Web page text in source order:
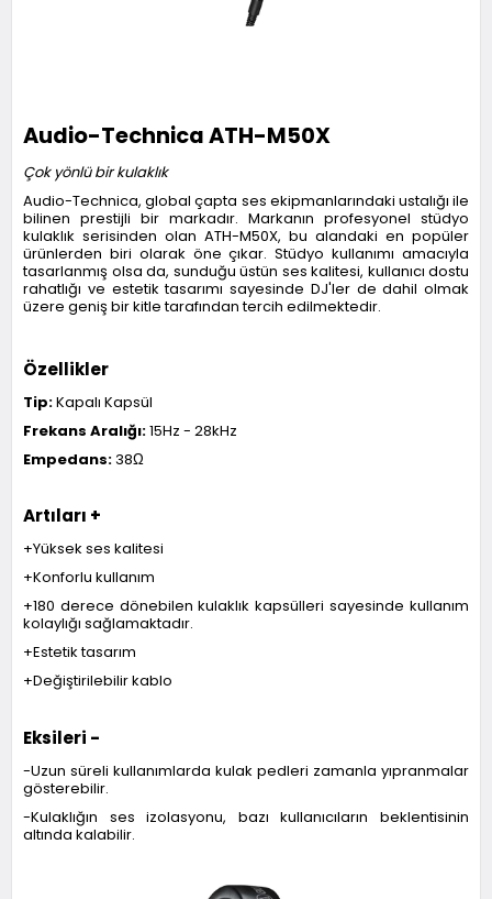
Audio-Technica ATH-M50X
Çok yönlü bir kulaklık
Audio-Technica, global çapta ses ekipmanlarındaki ustalığı ile
bilinen prestijli bir markadır. Markanın profesyonel stüdyo
kulaklık serisinden olan ATH-M50X, bu alandaki en popüler
ürünlerden biri olarak öne çıkar. Stüdyo kullanımı amacıyla
tasarlanmış olsa da, sunduğu üstün ses kalitesi, kullanıcı dostu
rahatlığı ve estetik tasarımı sayesinde DJ'ler de dahil olmak
üzere geniş bir kitle tarafından tercih edilmektedir.
Özellikler
Tip:Kapalı Kapsül
Frekans Aralığı:15Hz - 28kHz
Empedans:38Ω
Artıları +
+Yüksek ses kalitesi
+Konforlu kullanım
+180 derece dönebilen kulaklık kapsülleri sayesinde kullanım
kolaylığı sağlamaktadır.
+Estetik tasarım
+Değiştirilebilir kablo
Eksileri -
-Uzun süreli kullanımlarda kulak pedleri zamanla yıpranmalar
gösterebilir.
-Kulaklığın ses izolasyonu, bazı kullanıcıların beklentisinin
altında kalabilir.